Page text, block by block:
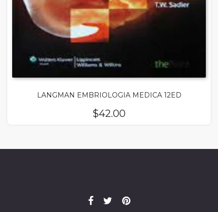
LANGMAN EMBRIOLOGIA MEDICA 12ED
$42.00